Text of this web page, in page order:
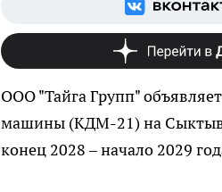
ООО "Тайга Групп"
машины (КДМ-21) на
конец 2028 – начало 2029